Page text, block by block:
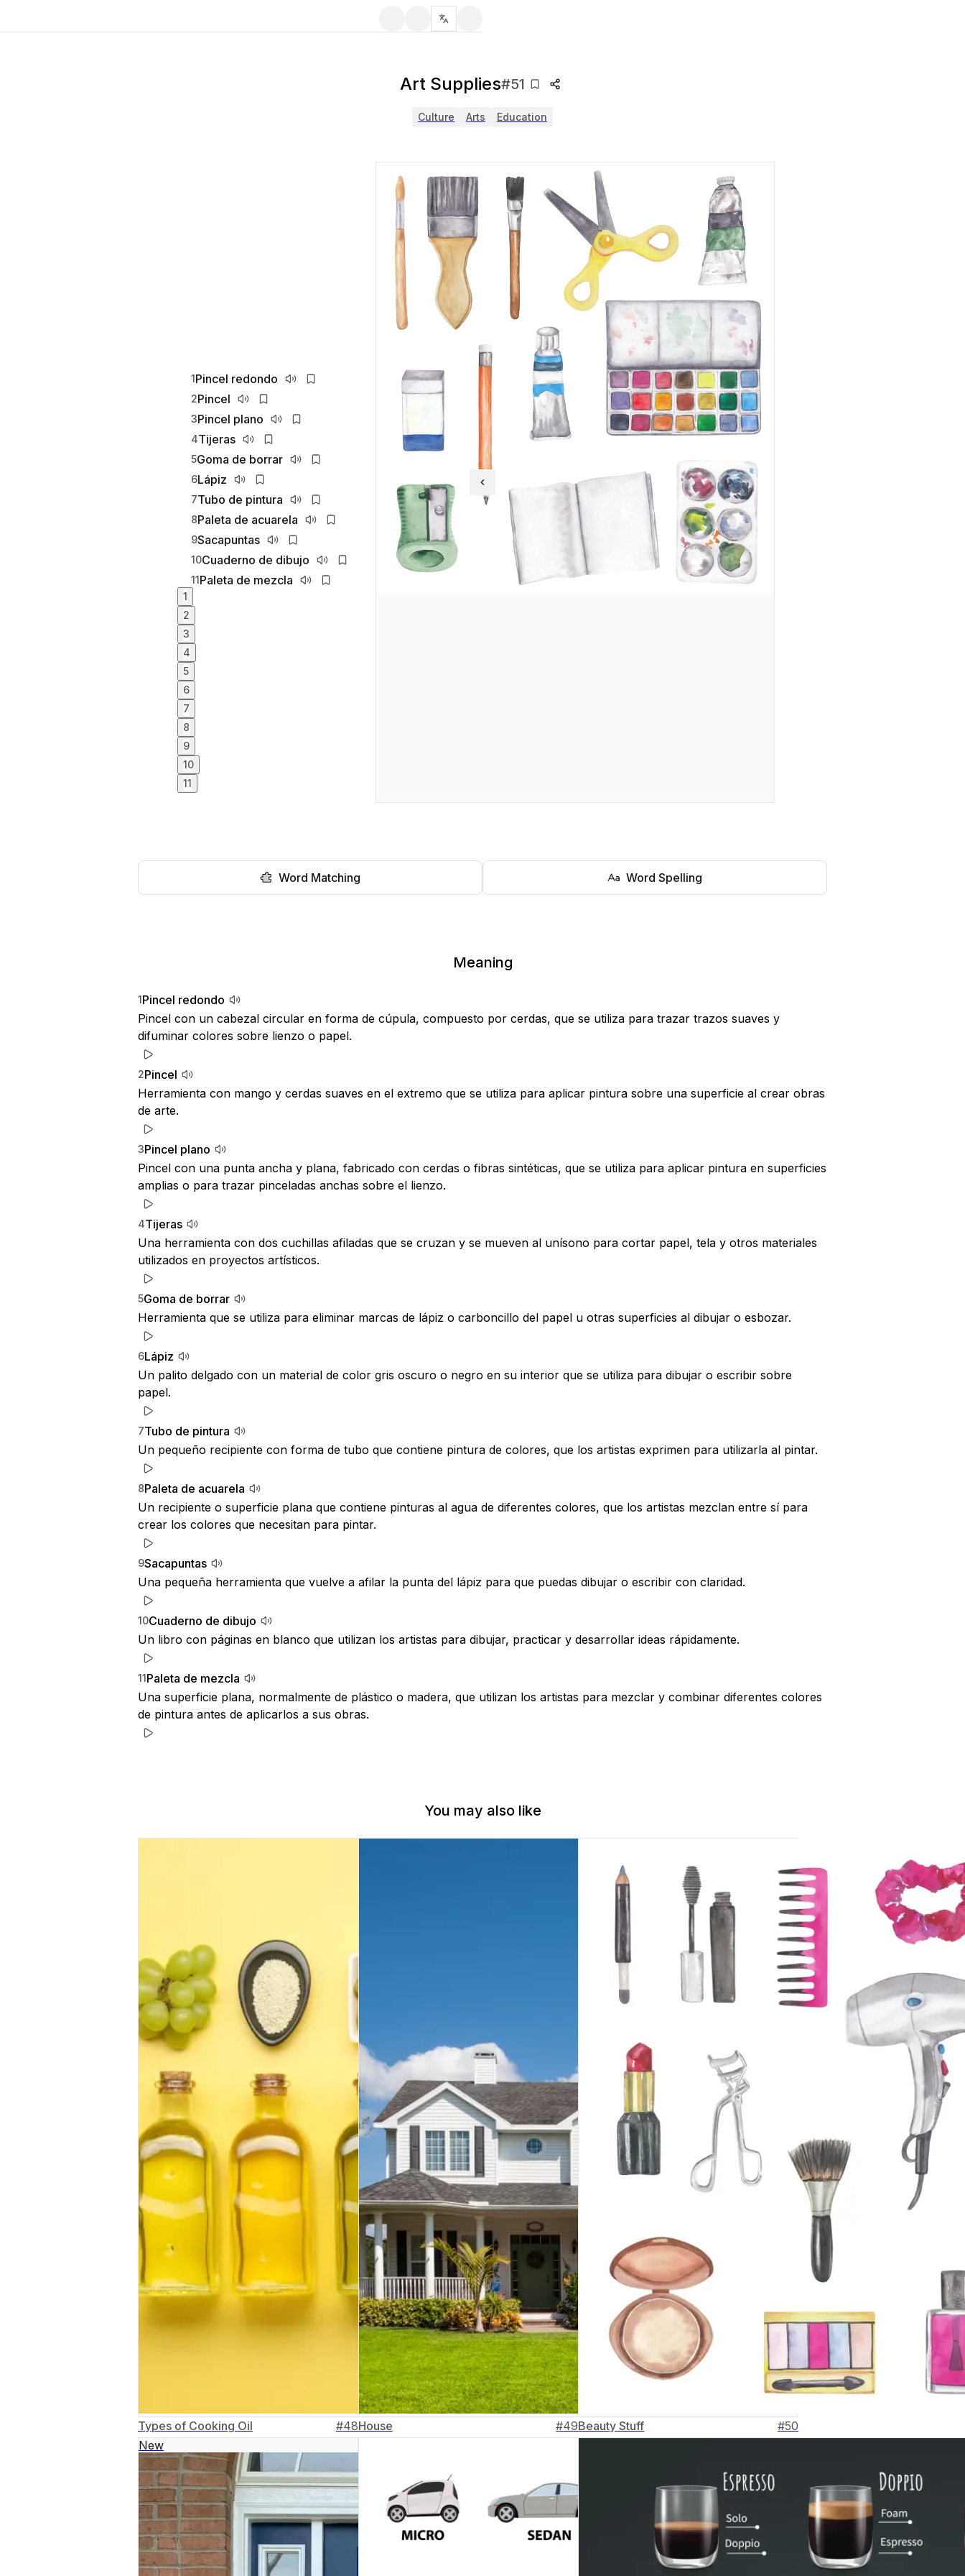
Art Supplies#51
Culture Arts Education
1Pincel redondo
2Pincel
3Pincel plano
4Tijeras
5Goma de borrar
6Lápiz
7Tubo de pintura
8Paleta de acuarela
9Sacapuntas
10Cuaderno de dibujo
11Paleta de mezcla
1
2
3
4
5
6
7
8
9
10
11
Word Matching Word Spelling
Meaning
1Pincel redondo
Pincel con un cabezal circular en forma de cúpula, compuesto por cerdas, que se utiliza para trazar trazos suaves y
difuminar colores sobre lienzo o papel.
2Pincel
Herramienta con mango y cerdas suaves en el extremo que se utiliza para aplicar pintura sobre una superficie al crear obras
de arte.
3Pincel plano
Pincel con una punta ancha y plana, fabricado con cerdas o fibras sintéticas, que se utiliza para aplicar pintura en superficies
amplias o para trazar pinceladas anchas sobre el lienzo.
4Tijeras
Una herramienta con dos cuchillas afiladas que se cruzan y se mueven al unísono para cortar papel, tela y otros materiales
utilizados en proyectos artísticos.
5Goma de borrar
Herramienta que se utiliza para eliminar marcas de lápiz o carboncillo del papel u otras superficies al dibujar o esbozar.
6Lápiz
Un palito delgado con un material de color gris oscuro o negro en su interior que se utiliza para dibujar o escribir sobre
papel.
7Tubo de pintura
Un pequeño recipiente con forma de tubo que contiene pintura de colores, que los artistas exprimen para utilizarla al pintar.
8Paleta de acuarela
Un recipiente o superficie plana que contiene pinturas al agua de diferentes colores, que los artistas mezclan entre sí para
crear los colores que necesitan para pintar.
9Sacapuntas
Una pequeña herramienta que vuelve a afilar la punta del lápiz para que puedas dibujar o escribir con claridad.
10Cuaderno de dibujo
Un libro con páginas en blanco que utilizan los artistas para dibujar, practicar y desarrollar ideas rápidamente.
11Paleta de mezcla
Una superficie plana, normalmente de plástico o madera, que utilizan los artistas para mezclar y combinar diferentes colores
de pintura antes de aplicarlos a sus obras.
You may also like
Types of Cooking Oil #48House #49Beauty Stuff #50
New